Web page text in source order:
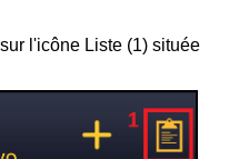
l'icône Liste (1) située